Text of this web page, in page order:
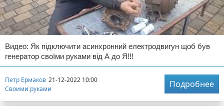
Видео: Як підключити асинхронний електродвигун щоб був
генератор своїми руками від А до Я!!!
Петр Ермаков 21-12-2022 10:00
Своими руками
Подробнее